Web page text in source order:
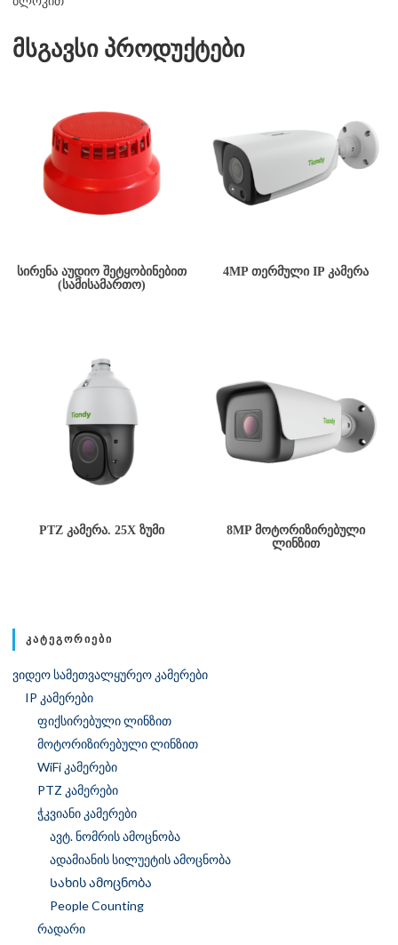
მსგავსი პროდუქტები
ᲡᲘᲠᲔᲜᲐ ᲐᲣᲓᲘᲝ ᲨᲔᲢᲧᲝᲑᲘᲜᲔᲑᲘᲗ
(ᲡᲐᲛᲘᲡᲐᲛᲐᲠᲗᲝ)
4MP ᲗᲔᲠᲛᲣᲚᲘ IP ᲙᲐᲛᲔᲠᲐ
PTZ ᲙᲐᲛᲔᲠᲐ. 25X ᲖᲣᲛᲘ
8MP ᲛᲝᲢᲝᲠᲘᲖᲘᲠᲔᲑᲣᲚᲘ
ᲚᲘᲜᲖᲘᲗ
ᲙᲐᲢᲔᲒᲝᲠᲘᲔᲑᲘ
ვიდეო სამეთვალყურეო კამერები
IP კამერები
ფიქსირებული ლინზით
მოტორიზირებული ლინზით
WiFi კამერები
PTZ კამერები
ჭკვიანი კამერები
ავტ. ნომრის ამოცნობა
ადამიანის სილუეტის ამოცნობა
Სახის ამოცნობა
People Counting
რადარი